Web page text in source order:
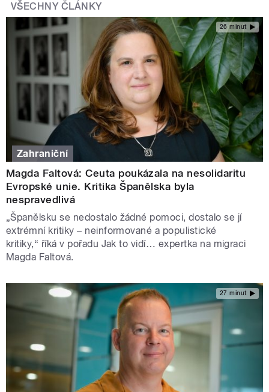
VŠECHNY ČLÁNKY
26 minut
Zahraniční
Magda Faltová: Ceuta poukázala na nesolidaritu
Evropské unie. Kritika Španělska byla
nespravedlivá
„Španělsku se nedostalo žádné pomoci, dostalo se jí
extrémní kritiky – neinformované a populistické
kritiky,“ říká v pořadu Jak to vidí… expertka na migraci
Magda Faltová.
27 minut